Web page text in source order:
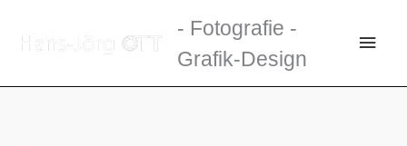
Inhalt
- Fotografie -
Grafik-Design